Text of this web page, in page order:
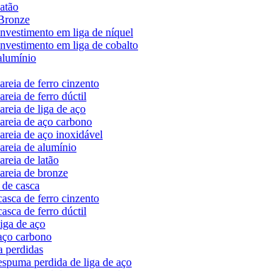
em liga de níquel
em liga de cobalto
de ferro cinzento
de ferro dúctil
de liga de aço
de aço carbono
de aço inoxidável
de alumínio
de latão
de bronze
casca
de ferro cinzento
de ferro dúctil
de aço
carbono
perdidas
perdida de liga de aço